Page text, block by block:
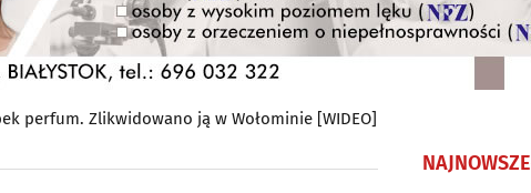
perfum. Zlikwidowano ją w Wołominie [WIDEO]
NAJNOWSZE